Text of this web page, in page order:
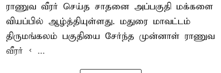
ராணுவ வீரர் செய்த சாதனை அப்பகுதி மக்களை
வியப்பில் ஆழ்த்தியுள்ளது. மதுரை மாவட்டம்
திருமங்கலம் பகுதியை சேர்ந்த முன்னாள் ராணுவ
வீரர் < ...